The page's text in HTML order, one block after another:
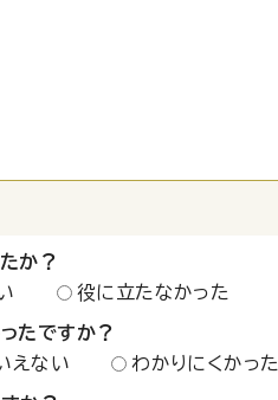
か？
い 役に立たなかった
たですか？
えない わかりにくかった